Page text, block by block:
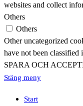
websites and collect
Others
Others
Other uncategorized
have not been classified
SPARA OCH
Stäng meny
Start